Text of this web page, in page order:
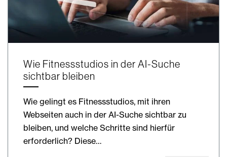
Wie Fitnessstudios in der AI-Suche
sichtbar bleiben
Wie gelingt es Fitnessstudios, mit ihren
Webseiten auch in der AI-Suche sichtbar zu
bleiben, und welche Schritte sind hierfür
erforderlich? Diese…